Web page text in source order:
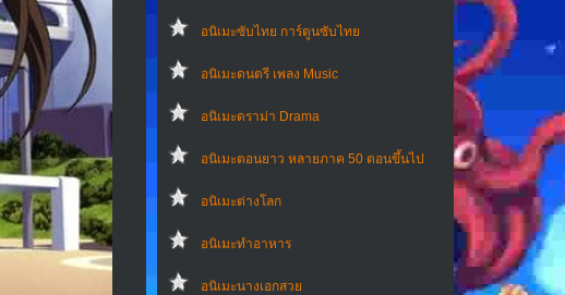
อนิเมะซับไทย การ์ตูนซับไทย
อนิเมะดนตรี เพลง Music
อนิเมะดราม่า Drama
อนิเมะตอนยาว หลายภาค 50 ตอนขึ้นไป
อนิเมะต่างโลก
อนิเมะทําอาหาร
อนิเมะนางเอกสวย